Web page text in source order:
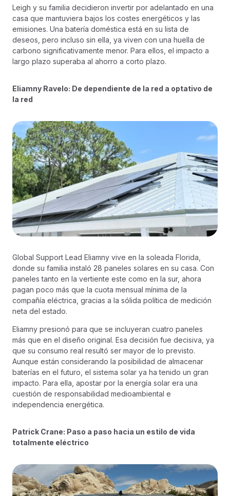
Leigh y su familia decidieron invertir por adelantado en una
casa que mantuviera bajos los costes energéticos y las
emisiones. Una batería doméstica está en su lista de
deseos, pero incluso sin ella, ya viven con una huella de
carbono significativamente menor. Para ellos, el impacto a
largo plazo superaba al ahorro a corto plazo.
Eliamny Ravelo: De dependiente de la red a optativo de
la red
Global Support Lead Eliamny vive en la soleada Florida,
donde su familia instaló 28 paneles solares en su casa. Con
paneles tanto en la vertiente este como en la sur, ahora
pagan poco más que la cuota mensual mínima de la
compañía eléctrica, gracias a la sólida política de medición
neta del estado.
Eliamny presionó para que se incluyeran cuatro paneles
más que en el diseño original. Esa decisión fue decisiva, ya
que su consumo real resultó ser mayor de lo previsto.
Aunque están considerando la posibilidad de almacenar
baterías en el futuro, el sistema solar ya ha tenido un gran
impacto. Para ella, apostar por la energía solar era una
cuestión de responsabilidad medioambiental e
independencia energética.
Patrick Crane: Paso a paso hacia un estilo de vida
totalmente eléctrico